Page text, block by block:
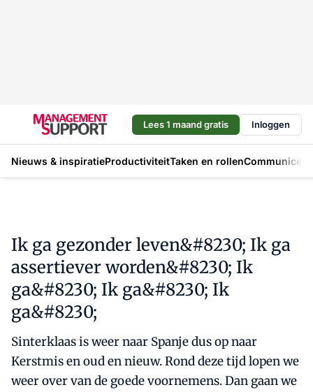
Lees 1 maand gratis Inloggen
Nieuws & inspiratieProductiviteitTaken en rollen
Ik ga gezonder leven&#8230; Ik ga
assertiever worden&#8230; Ik
ga&#8230; Ik ga&#8230; Ik
ga&#8230;
Sinterklaas is weer naar Spanje dus op naar
Kerstmis en oud en nieuw. Rond deze tijd lopen we
weer over van de goede voornemens. Dan gaan we